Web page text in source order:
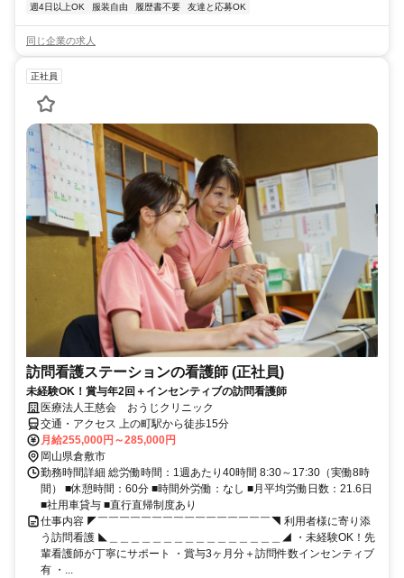
週4日以上OK
服装自由 履歴書不要 友達と応募OK
同じ企業の求人
正社員
訪問看護ステーションの看護師 (正社員)
未経験OK！賞与年2回＋インセンティブの訪問看護師
医療法人王慈会 おうじクリニック
交通・アクセス 上の町駅から徒歩15分
月給255,000円～285,000円
岡山県倉敷市
勤務時間詳細 総労働時間：1週あたり40時間 8:30～17:30（実働8時
間） ■休憩時間：60分 ■時間外労働：なし ■月平均労働日数：21.6日
■社用車貸与 ■直行直帰制度あり
仕事内容 ◤￣￣￣￣￣￣￣￣￣￣￣￣￣￣￣￣◥ 利用者様に寄り添
う訪問看護 ◣＿＿＿＿＿＿＿＿＿＿＿＿＿＿＿＿◢ ・未経験OK！先
輩看護師が丁寧にサポート ・賞与3ヶ月分＋訪問件数インセンティブ
有 ・...